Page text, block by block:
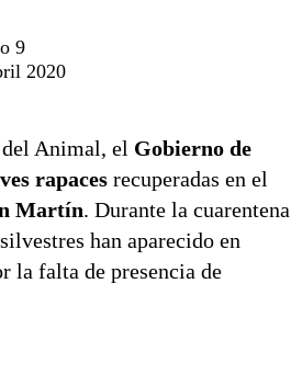
9
2020
Animal, el Gobierno de
rapaces recuperadas en el
Martín. Durante la cuarentena
han aparecido en
la falta de presencia de